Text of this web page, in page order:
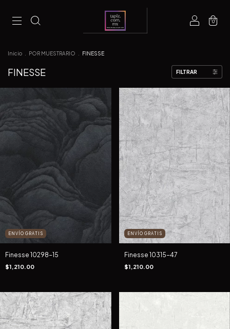
0
Inicio POR MUESTRARIO FINESSE
FINESSE FILTRAR
ENVÍO GRATIS
Finesse 10298-15
$1,210.00
ENVÍO GRATIS
Finesse 10315-47
$1,210.00